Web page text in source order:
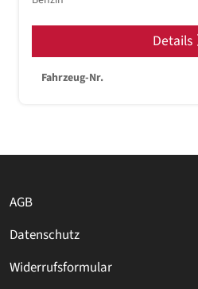
Details
Fahrzeug-Nr.
AGB
Datenschutz
Widerrufsformular